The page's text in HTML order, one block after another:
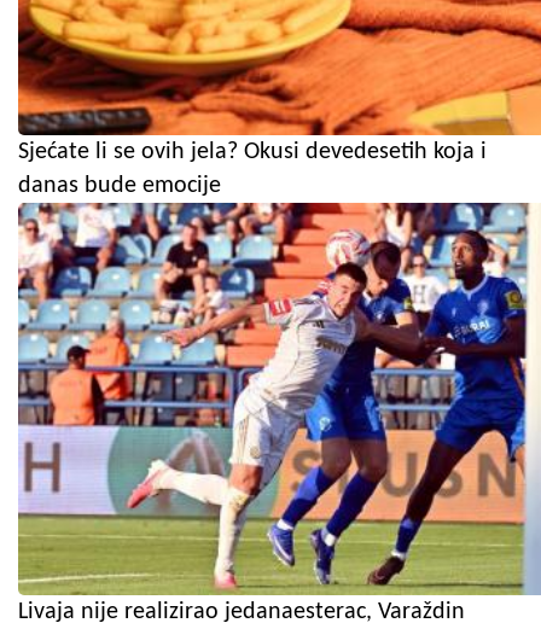
Sjećate li se ovih jela? Okusi devedesetih koja i
danas bude emocije
Livaja nije realizirao jedanaesterac, Varaždin